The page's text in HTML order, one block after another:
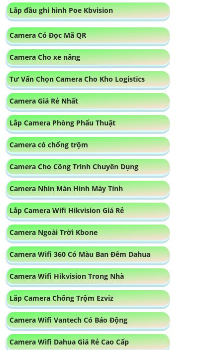
Lắp đầu ghi hình Poe Kbvision
Camera Có Đọc Mã QR
Camera Cho xe nâng
Tư Vấn Chọn Camera Cho Kho Logistics
Camera Giá Rẻ Nhất
Lắp Camera Phòng Phẩu Thuật
Camera có chống trộm
Camera Cho Công Trình Chuyên Dụng
Camera Nhìn Màn Hình Máy Tính
Lắp Camera Wifi Hikvision Giá Rẻ
Camera Ngoài Trời Kbone
Camera Wifi 360 Có Màu Ban Đêm Dahua
Camera Wifi Hikvision Trong Nhà
Lắp Camera Chống Trộm Ezviz
Camera Wifi Vantech Có Báo Động
Camera Wifi Dahua Giá Rẻ Cao Cấp